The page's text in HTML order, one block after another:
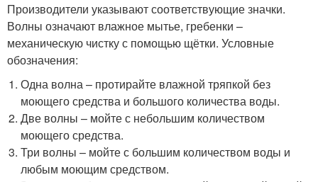
Производители указывают соответствующие значки.
Волны означают влажное мытье, гребенки –
механическую чистку с помощью щётки. Условные
обозначения:
Одна волна – протирайте влажной тряпкой без
моющего средства и большого количества воды.
Две волны – мойте с небольшим количеством
моющего средства.
Три волны – мойте с большим количеством воды и
любым моющим средством.